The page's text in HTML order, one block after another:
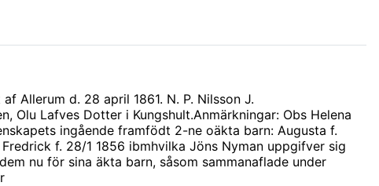
Allerum d. 28 april 1861. N. P. Nilsson J.
Olu Lafves Dotter i Kungshult.Anmärkningar: Obs Helena
ingående framfödt 2-ne oäkta barn: Augusta f.
f. 28/1 1856 ibmhvilka Jöns Nyman uppgifver sig
nu för sina äkta barn, såsom sammanaflade under